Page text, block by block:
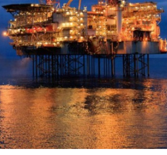
Gülminə Məlikzadə: “Azərbaycan
Bacarıqlar Akseleratoru” ixtisaslaşmış
kadrların hazırlanmasını hədəfləyir”
layihə
Aydın
təmin